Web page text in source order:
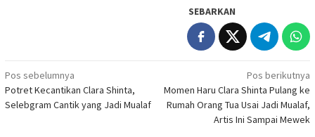
SEBARKAN
Navigasi
pos
Pos sebelumnya
Potret Kecantikan Clara Shinta,
Selebgram Cantik yang Jadi Mualaf
Pos berikutnya
Momen Haru Clara Shinta Pulang ke
Rumah Orang Tua Usai Jadi Mualaf,
Artis Ini Sampai Mewek